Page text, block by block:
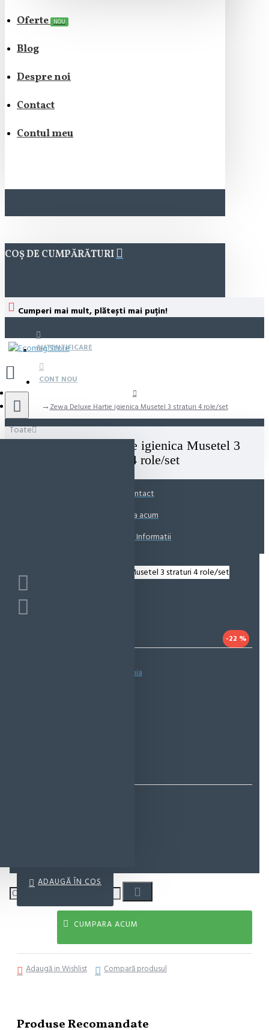
Oferte NOU
Blog
Despre noi
Contact
Contul meu
COȘ DE CUMPĂRĂTURI
Cumperi mai mult, plătești mai puțin!
AUTENTIFICARE
CONT NOU
Toate
Zewa Deluxe Hartie igienica Musetel 3 straturi 4 role/set
Zewa Deluxe Hartie igienica Musetel 3
straturi 4 role/set
Contact
Suna acum
Solicita Informatii
-22 %
Spune-ţi opinia
ADAUGĂ ÎN COŞ
CUMPARA ACUM
Adaugă in Wishlist Compară produsul
Produse Recomandate